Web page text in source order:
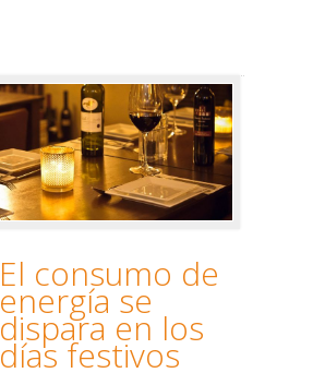
El consumo de
energía se
dispara en los
días festivos